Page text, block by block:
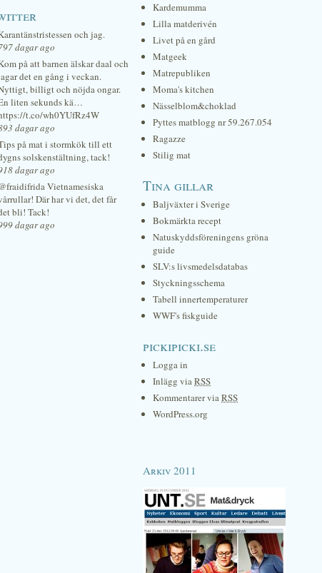
och jag.
dagar ago
på att barnen älskar daal och
det en gång i veckan.
billigt och nöjda ongar.
liten sekunds kä…
t.co/wh0YUfRz4W
dagar ago
på mat i stormkök till ett
solskenstältning, tack!
dagar ago
Vietnamesiska
Där har vi det, det får
bli! Tack!
dagar ago
Kardemumma
Lilla matderivén
Livet på en gård
Matgeek
Matrepubliken
Moma's kitchen
Nässelblom&choklad
Pyttes matblogg nr 59.267.054
Ragazze
Stilig mat
Tina gillar
Baljväxter i Sverige
Bokmärkta recept
Natuskyddsföreningens gröna
guide
SLV:s livsmedelsdatabas
Styckningsschema
Tabell innertemperaturer
WWF's fiskguide
pickipicki.se
Logga in
Inlägg viaRSS
Kommentarer viaRSS
WordPress.org
Arkiv 2011